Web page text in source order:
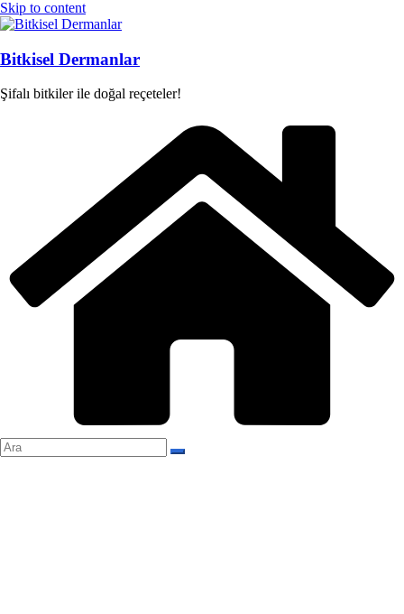
Skip to content
Bitkisel Dermanlar
Şifalı bitkiler ile doğal reçeteler!